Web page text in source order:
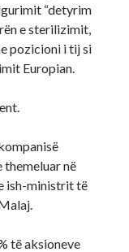
“detyrim
e sterilizimit,
pozicioni i tij si
Europian.
themeluar në
ish-ministrit të
të aksioneve